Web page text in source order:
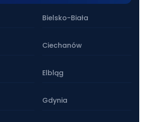
Bielsko-Biała
Ciechanów
Elbląg
Gdynia